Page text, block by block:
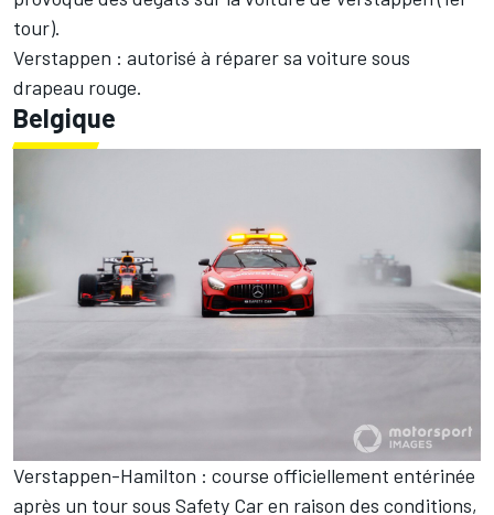
tour).
Verstappen : autorisé à réparer sa voiture sous
drapeau rouge.
Belgique
Verstappen-Hamilton : course officiellement entérinée
après un tour sous Safety Car en raison des conditions,